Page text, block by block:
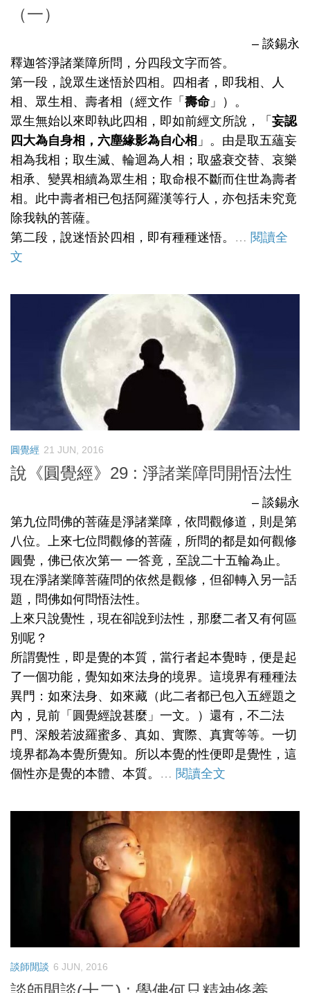
（一）
– 談錫永
釋迦答淨諸業障所問，分四段文字而答。
第一段，說眾生迷悟於四相。四相者，即我相、人
相、眾生相、壽者相（經文作「 壽命」）。
眾生無始以來即執此四相，即如前經文所說，「 妄認
四大為自身相，六塵緣影為自心相 」。由是取五蘊妄
相為我相；取生滅、輪迴為人相；取盛衰交替、哀樂
相承、變異相續為眾生相；取命根不斷而住世為壽者
相。此中壽者相已包括阿羅漢等行人，亦包括未究竟
除我執的菩薩。
第二段，說迷悟於四相，即有種種迷悟。 … 閱讀全
文
圓覺經 21 JUN, 2016
說《圓覺經》29 : 淨諸業障問開悟法性
– 談錫永
第九位問佛的菩薩是淨諸業障，依問觀修道，則是第
八位。上來七位問觀修的菩薩，所問的都是如何觀修
圓覺，佛已依次第一 一答竟，至說二十五輪為止。
現在淨諸業障菩薩問的依然是觀修，但卻轉入另一話
題，問佛如何問悟法性。
上來只說覺性，現在卻說到法性，那麼二者又有何區
別呢？
所謂覺性，即是覺的本質，當行者起本覺時，便是起
了一個功能，覺知如來法身的境界。這境界有種種法
異門：如來法身、如來藏（此二者都已包入五經題之
內，見前「圓覺經說甚麼」一文。）還有，不二法
門、深般若波羅蜜多、真如、實際、真實等等。一切
境界都為本覺所覺知。所以本覺的性便即是覺性，這
個性亦是覺的本體、本質。 … 閱讀全文
談師閒談 6 JUN, 2016